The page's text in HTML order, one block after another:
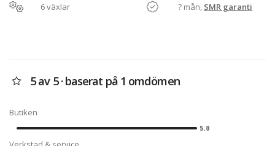
6 växlar
? mån, SMR garanti
5 av 5 · baserat på 1 omdömen
Butiken
5.0